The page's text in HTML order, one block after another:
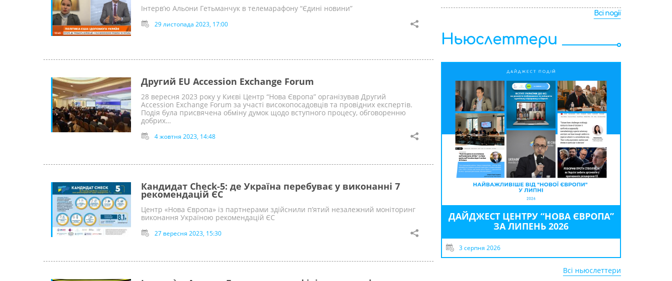
Інтерв’ю Альони Гетьманчук в телемарафону “Єдині новини”
29 листопада 2023, 17:00
Другий EU Accession Exchange Forum
28 вересня 2023 року у Києві Центр “Нова Європа” організував Другий
Accession Exchange Forum за участі високопосадовців та провідних експертів.
Подія була присвячена обміну думок щодо вступного процесу, обговоренню
добрих…
4 жовтня 2023, 14:48
Кандидат Check-5: де Україна перебуває у виконанні 7
рекомендацій ЄС
Центр «Нова Європа» із партнерами здійснили п’ятий незалежний моніторинг
виконання Україною рекомендацій ЄС
27 вересня 2023, 15:30
Всі події
Ньюслеттери
ДАЙДЖЕСТ ЦЕНТРУ “НОВА ЄВРОПА”
ЗА ЛИПЕНЬ 2026
3 серпня 2026
Всі ньюслеттери